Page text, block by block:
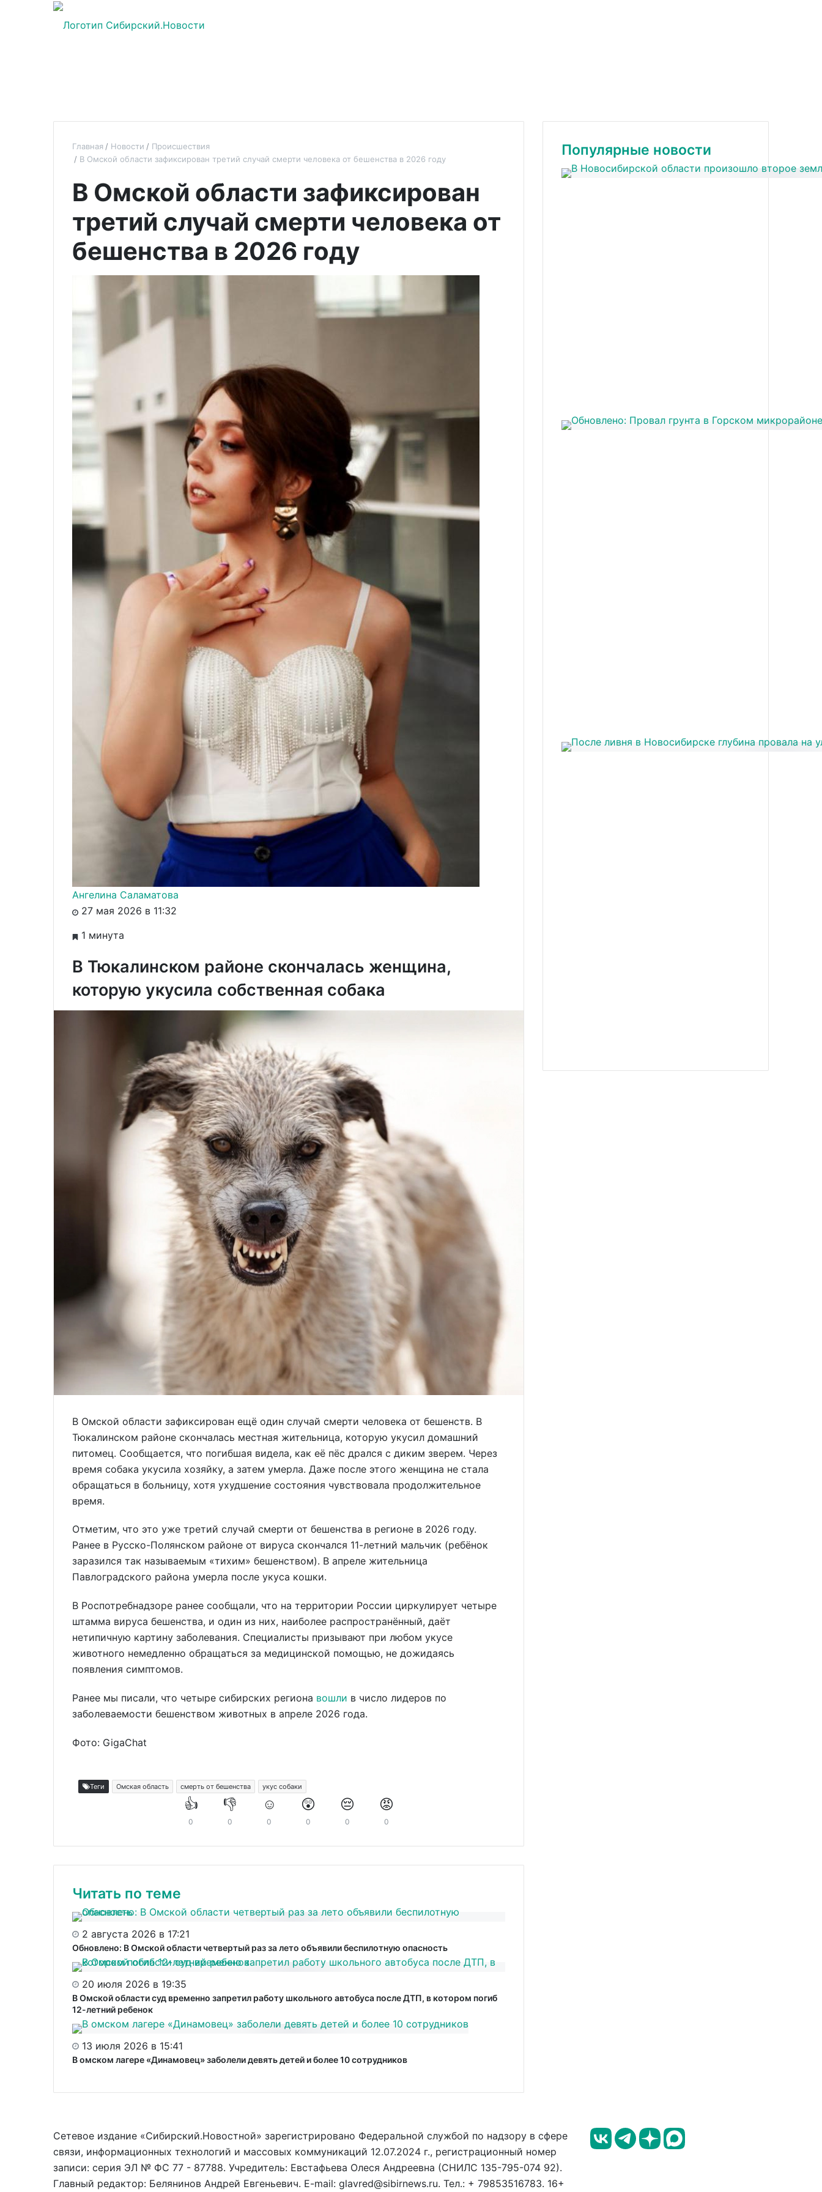
Главная Новости
Происшествия
В Омской области зафиксирован третий случай смерти человека от бешенства в 2026 году
В Омской области зафиксирован
третий случай смерти человека от
бешенства в 2026 году
Ангелина Саламатова
27 мая 2026 в 11:32
1 минута
В Тюкалинском районе скончалась женщина,
которую укусила собственная собака
В Омской области зафиксирован ещё один случай смерти человека от бешенств. В
Тюкалинском районе скончалась местная жительница, которую укусил домашний
питомец. Сообщается, что погибшая видела, как её пёс дрался с диким зверем. Через
время собака укусила хозяйку, а затем умерла. Даже после этого женщина не стала
обращаться в больницу, хотя ухудшение состояния чувствовала продолжительное
время.
Отметим, что это уже третий случай смерти от бешенства в регионе в 2026 году.
Ранее в Русско-Полянском районе от вируса скончался 11-летний мальчик (ребёнок
заразился так называемым «тихим» бешенством). В апреле жительница
Павлоградского района умерла после укуса кошки.
В Роспотребнадзоре ранее сообщали, что на территории России циркулирует четыре
штамма вируса бешенства, и один из них, наиболее распространённый, даёт
нетипичную картину заболевания. Специалисты призывают при любом укусе
животного немедленно обращаться за медицинской помощью, не дожидаясь
появления симптомов.
Ранее мы писали, что четыре сибирских региона вошли в число лидеров по
заболеваемости бешенством животных в апреле 2026 года.
Фото: GigaChat
Теги Омская область смерть от бешенства укус собаки
👍
0
👎
0
☺️
0
😲
0
😔
0
😡
0
Читать по теме
2 августа 2026 в 17:21
Обновлено: В Омской области четвертый раз за лето объявили беспилотную опасность
20 июля 2026 в 19:35
В Омской области суд временно запретил работу школьного автобуса после ДТП, в котором погиб
12-летний ребенок
13 июля 2026 в 15:41
В омском лагере «Динамовец» заболели девять детей и более 10 сотрудников
Популярные новости
Сетевое издание «Сибирский.Новостной» зарегистрировано Федеральной службой по надзору в сфере
связи, информационных технологий и массовых коммуникаций 12.07.2024 г., регистрационный номер
записи: серия ЭЛ № ФС 77 - 87788. Учредитель: Евстафьева Олеся Андреевна (СНИЛС 135-795-074 92).
Главный редактор: Белянинов Андрей Евгеньевич. E-mail: glavred@sibirnews.ru. Тел.: + 79853516783. 16+